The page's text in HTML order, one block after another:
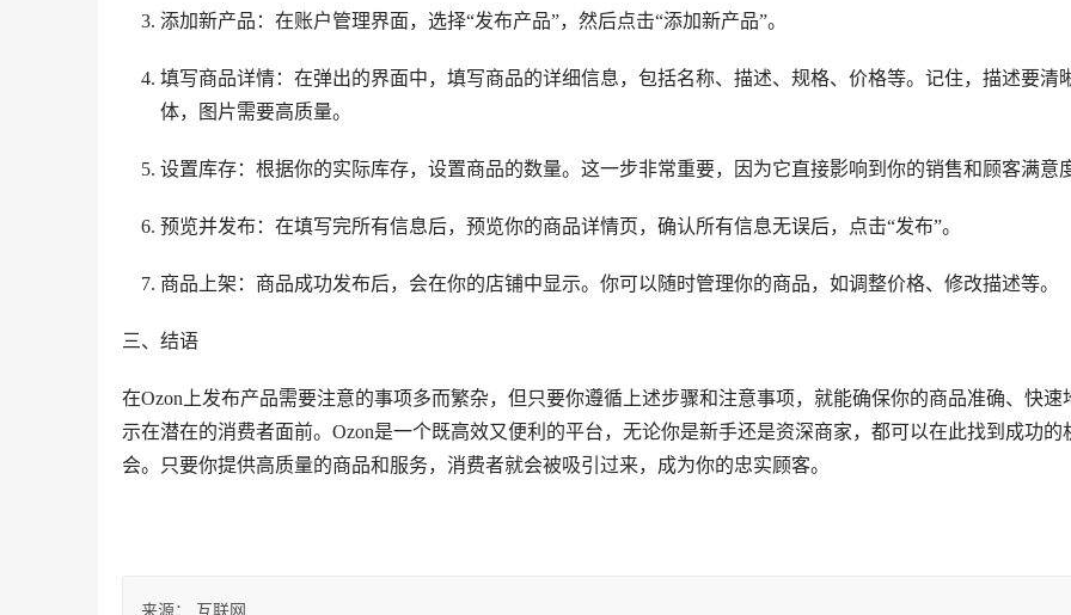
添加新产品：在账户管理界面，选择“发布产品”，然后点击“添加新产品”。
填写商品详情：在弹出的界面中，填写商品的详细信息，包括名称、描述、规格、价格等。记住，描述要清
体，图片需要高质量。
设置库存：根据你的实际库存，设置商品的数量。这一步非常重要，因为它直接影响到你的销售和顾客满意
预览并发布：在填写完所有信息后，预览你的商品详情页，确认所有信息无误后，点击“发布”。
商品上架：商品成功发布后，会在你的店铺中显示。你可以随时管理你的商品，如调整价格、修改描述等。
三、结语
在Ozon上发布产品需要注意的事项多而繁杂，但只要你遵循上述步骤和注意事项，就能确保你的商品准确、快速
示在潜在的消费者面前。Ozon是一个既高效又便利的平台，无论你是新手还是资深商家，都可以在此找到成功的
会。只要你提供高质量的商品和服务，消费者就会被吸引过来，成为你的忠实顾客。
来源：
互联网